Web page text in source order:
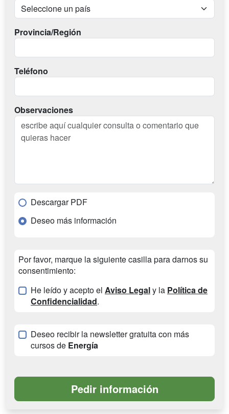
Provincia/Región
Teléfono
Observaciones
Descargar PDF
Deseo más información
Por favor, marque la siguiente casilla para darnos su
consentimiento:
He leído y acepto el Aviso Legaly la Política de
Confidencialidad.
Deseo recibir la newsletter gratuita con más
cursos de Energía